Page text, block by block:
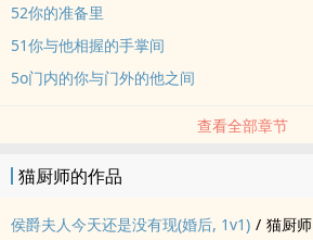
52你的准备里
51你与他相握的手掌间
5o门内的你与门外的他之间
查看全部章节
猫厨师的作品
侯爵夫人今天还是没有现(婚后, 1v1) / 猫厨师